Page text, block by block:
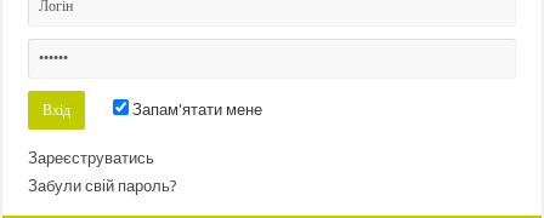
Запам'ятати мене
Зареєструватись
Забули свій пароль?